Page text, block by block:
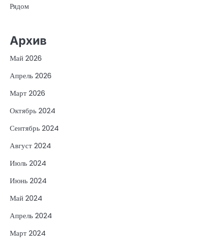
Рядом
Архив
Май 2026
Апрель 2026
Март 2026
Октябрь 2024
Сентябрь 2024
Август 2024
Июль 2024
Июнь 2024
Май 2024
Апрель 2024
Март 2024